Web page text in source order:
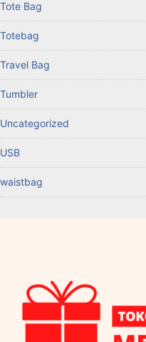
Tote Bag
Totebag
Travel Bag
Tumbler
Uncategorized
USB
waistbag